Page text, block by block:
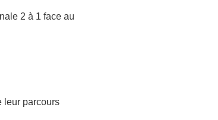
2 à 1 face au
leur parcours